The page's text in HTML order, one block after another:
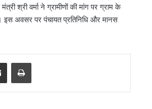
श्री वर्मा ने ग्रामीणों की मांग पर ग्राम के
इस अवसर पर पंचायत प्रतिनिधि और मानस
Share via Email Print